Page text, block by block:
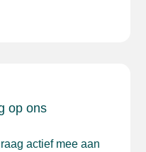
op ons
actief mee aan